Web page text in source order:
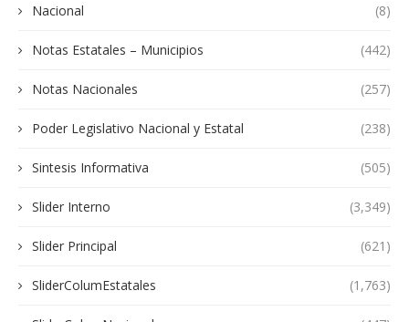
Nacional (8)
Notas Estatales – Municipios (442)
Notas Nacionales (257)
Poder Legislativo Nacional y Estatal (238)
Sintesis Informativa (505)
Slider Interno (3,349)
Slider Principal (621)
SliderColumEstatales (1,763)